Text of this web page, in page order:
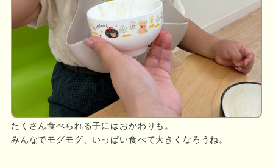
たくさん食べられる子にはおかわりも。
みんなでモグモグ、いっぱい食べて大きくなろうね。